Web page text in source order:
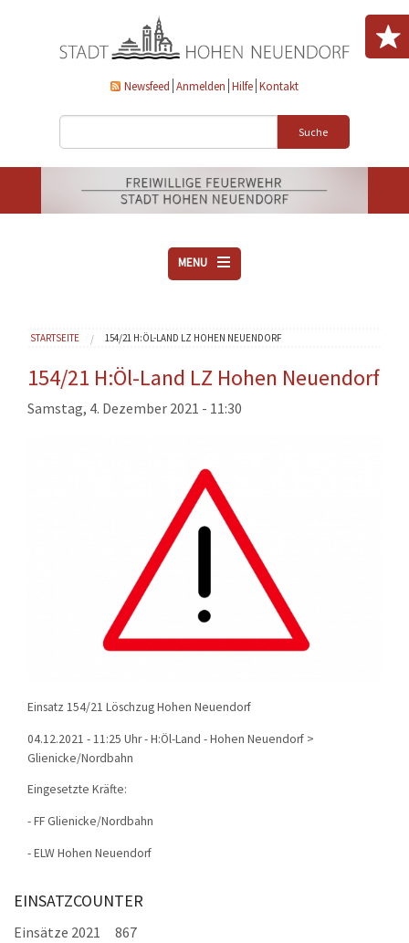
Newsfeed Anmelden Hilfe Kontakt
Suche
MENU
VEREINE
AKTUELLES
DOWNLOADS
EINSÄTZE
Sie sind hier
STARTSEITE 154/21 H:ÖL-LAND LZ HOHEN NEUENDORF
154/21 H:Öl-Land LZ Hohen Neuendorf
Samstag, 4. Dezember 2021 - 11:30
Einsatz 154/21 Löschzug Hohen Neuendorf
04.12.2021 - 11:25 Uhr - H:Öl-Land - Hohen Neuendorf >
Glienicke/Nordbahn
Eingesetzte Kräfte:
- FF Glienicke/Nordbahn
- ELW Hohen Neuendorf
EINSATZCOUNTER
Einsätze 2021 867